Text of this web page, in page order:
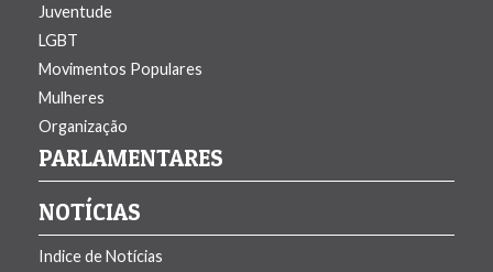
Juventude
LGBT
Movimentos Populares
Mulheres
Organização
PARLAMENTARES
NOTÍCIAS
Indice de Notí­cias